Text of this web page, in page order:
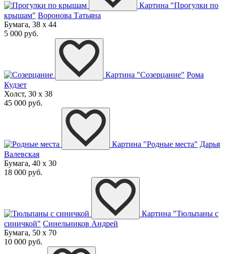
Картина "Прогулки по
крышам" Воронова Татьяна
Бумага, 38 x 44
5 000 руб.
Картина "Созерцание" Рома
Кудзет
Холст, 30 x 38
45 000 руб.
Картина "Родные места" Дарья
Валевская
Бумага, 40 x 30
18 000 руб.
Картина "Тюльпаны с
синичкой" Синельников Андрей
Бумага, 50 x 70
10 000 руб.